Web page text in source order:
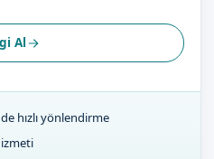
Al
hızlı yönlendirme